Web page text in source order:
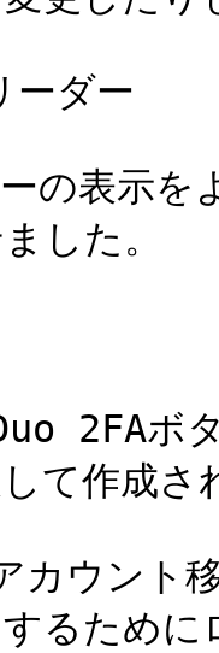
ーダー
の表示を
した。
2FAボタ
て作成
ウント移
るため